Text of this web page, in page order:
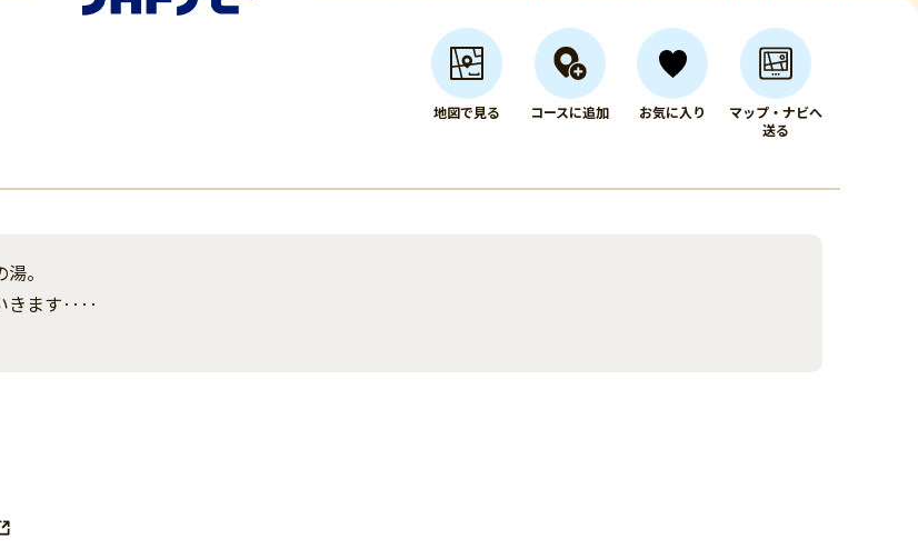
地図で見る コースに追加 お気に入り
マップ・ナビへ
送る
。
きます‥‥